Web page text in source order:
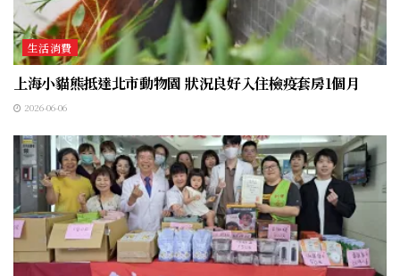
生活消費
上海小貓熊抵達北市動物園 狀況良好入住檢疫套房1個月
2026-06-06